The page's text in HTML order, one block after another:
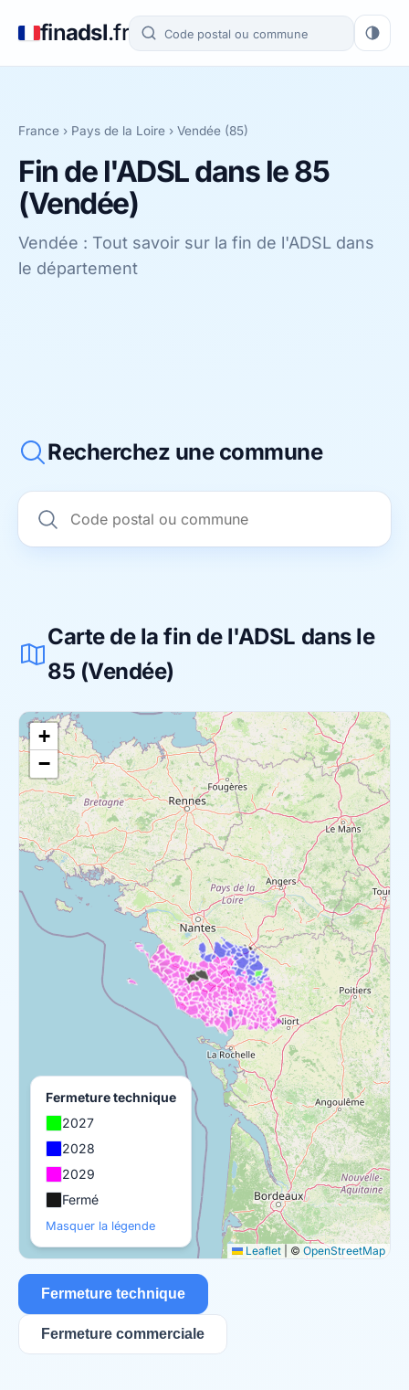
finadsl.fr
France › Pays de la Loire › Vendée (85)
Fin de l'ADSL dans le 85
(Vendée)
Vendée : Tout savoir sur la fin de l'ADSL dans
le département
Recherchez une commune
Carte de la fin de l'ADSL dans le
85 (Vendée)
+
−
Leaflet © OpenStreetMap
Fermeture technique
2027
2028
2029
Fermé
Masquer la légende
Fermeture technique
Fermeture commerciale